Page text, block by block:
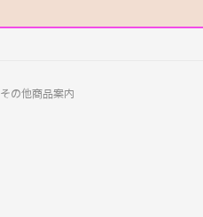
その他商品案内